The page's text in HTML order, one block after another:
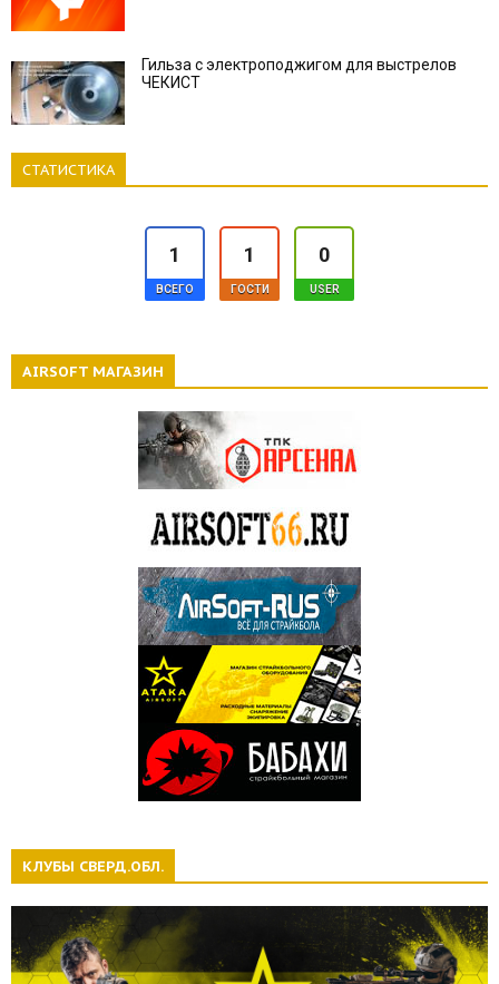
Гильза с электроподжигом для выстрелов
ЧЕКИСТ
СТАТИСТИКА
1
ВСЕГО
1
ГОСТИ
0
USER
АIRSOFT МАГАЗИН
КЛУБЫ СВЕРД.ОБЛ.